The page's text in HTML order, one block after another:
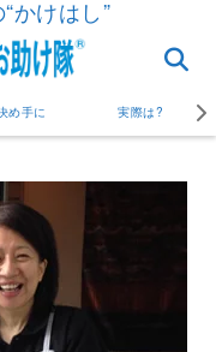
かけはし”
め手に 実際は?